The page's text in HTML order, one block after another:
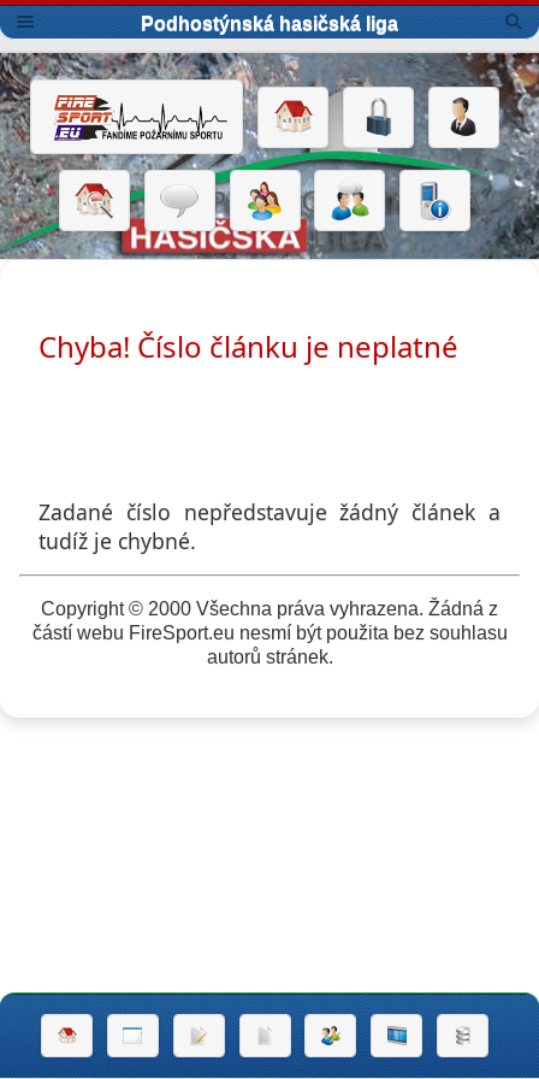
Podhostýnská hasičská liga
Chyba! Číslo článku je neplatné
Zadané číslo nepředstavuje žádný článek a
tudíž je chybné.
Copyright © 2000 Všechna práva vyhrazena. Žádná z
částí webu FireSport.eu nesmí být použita bez souhlasu
autorů stránek.